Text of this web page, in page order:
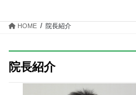
HOME 院長紹介
院長紹介